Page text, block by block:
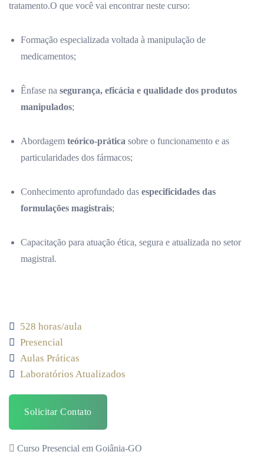
tratamento.O que você vai encontrar neste curso:
Formação especializada voltada à manipulação de
medicamentos;
Ênfase na segurança, eficácia e qualidade dos produtos
manipulados;
Abordagem teórico-prática sobre o funcionamento e as
particularidades dos fármacos;
Conhecimento aprofundado das especificidades das
formulações magistrais;
Capacitação para atuação ética, segura e atualizada no setor
magistral.
528 horas/aula
Presencial
Aulas Práticas
Laboratórios Atualizados
Solicitar Contato
Curso Presencial em Goiânia-GO